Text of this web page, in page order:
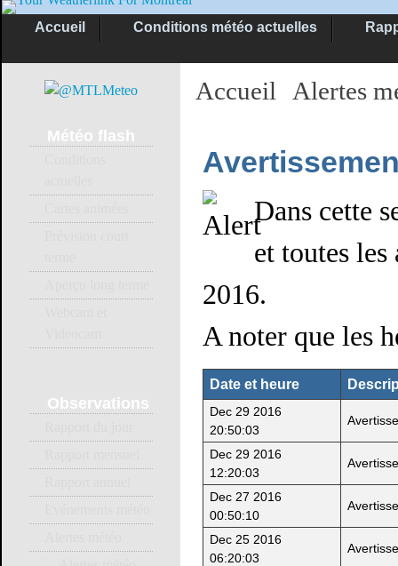
Accueil Conditions météo actuelles
Accueil Alertes
Dans cette
et toutes
2016.
A noter que les
Date et heure
Dec 29 2016
20:50:03
Dec 29 2016
12:20:03
Dec 27 2016
00:50:10
Dec 25 2016
06:20:03
Météo flash
Observations